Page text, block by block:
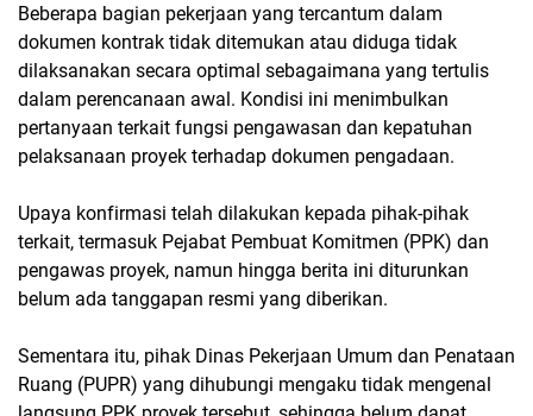
Beberapa bagian pekerjaan yang tercantum dalam
dokumen kontrak tidak ditemukan atau diduga tidak
dilaksanakan secara optimal sebagaimana yang tertulis
dalam perencanaan awal. Kondisi ini menimbulkan
pertanyaan terkait fungsi pengawasan dan kepatuhan
pelaksanaan proyek terhadap dokumen pengadaan.
Upaya konfirmasi telah dilakukan kepada pihak-pihak
terkait, termasuk Pejabat Pembuat Komitmen (PPK) dan
pengawas proyek, namun hingga berita ini diturunkan
belum ada tanggapan resmi yang diberikan.
Sementara itu, pihak Dinas Pekerjaan Umum dan Penataan
Ruang (PUPR) yang dihubungi mengaku tidak mengenal